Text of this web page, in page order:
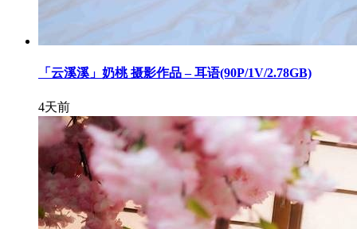
「云溪溪」奶桃 摄影作品 – 耳语(90P/1V/2.78GB)
4天前